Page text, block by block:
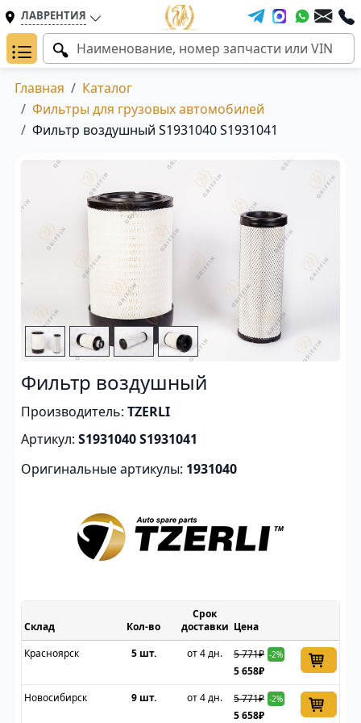
ЛАВРЕНТИЯ
Главная
Каталог
Фильтры для грузовых автомобилей
Фильтр воздушный S1931040 S1931041
Фильтр воздушный
Производитель: TZERLI
Артикул: S1931040 S1931041
Оригинальные артикулы: 1931040
Склад
Срок
доставки Цена
Красноярск
5 шт. от 4 дн. 5 771₽ -2%
5 658₽
Новосибирск
9 шт. от 4 дн. 5 771₽ -2%
5 658₽